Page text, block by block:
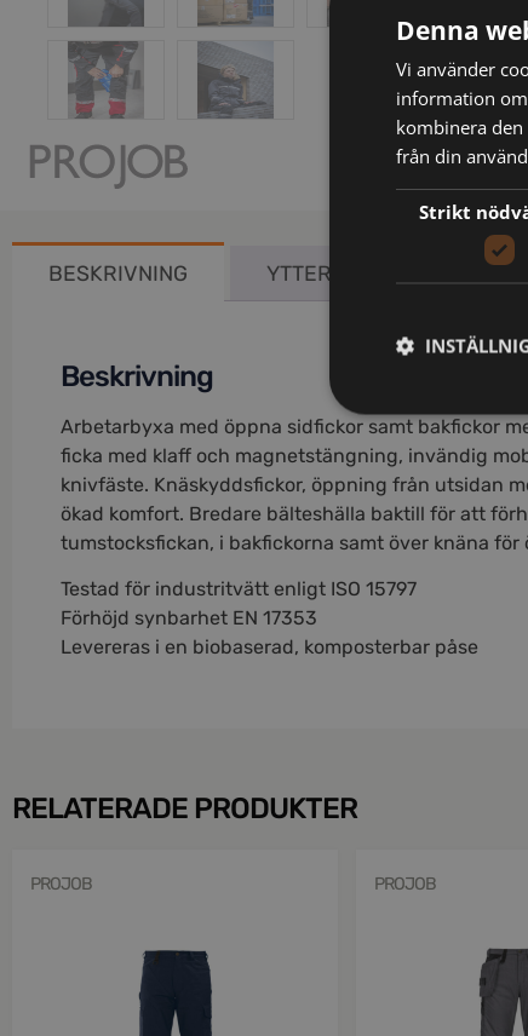
BESKRIVNING YTTERLIGARE
Beskrivning
Arbetarbyxa med öppna sidfickor samt bakfickor
ficka med klaff och magnetstängning, invändig
knivfäste. Knäskyddsfickor, öppning från utsidan
ökad komfort. Bredare bälteshälla baktill för att
tumstocksfickan, i bakfickorna samt över knäna för
Testad för industritvätt enligt ISO 15797
Förhöjd synbarhet EN 17353
Levereras i en biobaserad, komposterbar påse
RELATERADE PRODUKTER
PROJOB PROJOB
Denna
Vi använder
information
kombinera
från din
Strikt